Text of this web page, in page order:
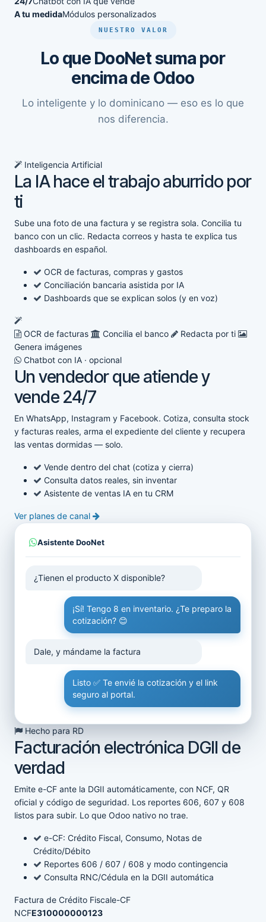
A tu medidaMódulos personalizados
NUESTRO VALOR
Lo que DooNet suma por
encima de Odoo
Lo inteligente y lo dominicano — eso es lo que
nos diferencia.
Inteligencia Artificial
La IA hace el trabajo aburrido por
ti
Sube una foto de una factura y se registra sola. Concilia tu
banco con un clic. Redacta correos y hasta te explica tus
dashboards en español.
OCR de facturas, compras y gastos
Conciliación bancaria asistida por IA
Dashboards que se explican solos (y en voz)
OCR de facturas Concilia el banco
Redacta por ti
Genera imágenes
Chatbot con IA · opcional
Un vendedor que atiende y
vende 24/7
En WhatsApp, Instagram y Facebook. Cotiza, consulta stock
y facturas reales, arma el expediente del cliente y recupera
las ventas dormidas — solo.
Vende dentro del chat (cotiza y cierra)
Consulta datos reales, sin inventar
Asistente de ventas IA en tu CRM
Ver planes de canal
Asistente DooNet
¿Tienen el producto X disponible?
¡Sí! Tengo 8 en inventario. ¿Te preparo la
cotización? 😊
Dale, y mándame la factura
Listo ✅ Te envié la cotización y el link
seguro al portal.
Hecho para RD
Facturación electrónica DGII de
verdad
Emite e-CF ante la DGII automáticamente, con NCF, QR
oficial y código de seguridad. Los reportes 606, 607 y 608
listos para subir. Lo que Odoo nativo no trae.
e-CF: Crédito Fiscal, Consumo, Notas de
Crédito/Débito
Reportes 606 / 607 / 608 y modo contingencia
Consulta RNC/Cédula en la DGII automática
Factura de Crédito Fiscale-CF
NCFE310000000123